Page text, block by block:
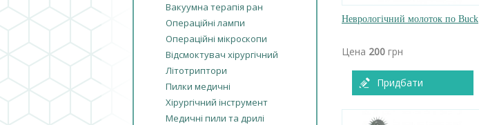
Неврологічний молоток по Buck
Цена 200 грн
Придбати
Вакуумна терапія ран
Операційні лампи
Операційні мікроскопи
Відсмоктувач хірургічний
Літотриптори
Пилки медичні
Хірургічний інструмент
Медичні пили та дрилі